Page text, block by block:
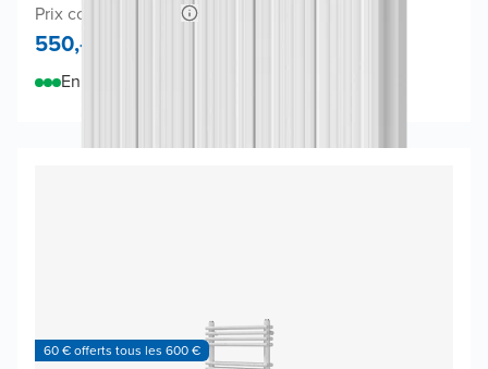
Prix conseillé 850,-
550,-
En stock
60 € offerts tous les 600 €